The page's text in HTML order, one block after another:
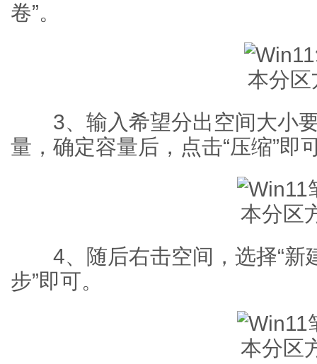
卷”。
3、输入希望分出空间大小要
量，确定容量后，点击“压缩”即
4、随后右击空间，选择“新
步”即可。